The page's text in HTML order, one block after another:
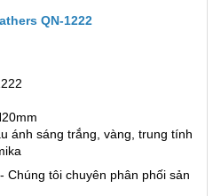
QN-1222
ánh sáng trắng, vàng, trung tính
- Chúng tôi chuyên phân phối sản